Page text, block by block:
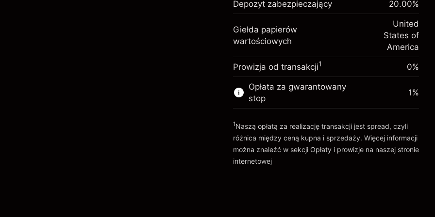
utrzymanie pozycji
Opłaty od pełnej wartości
pozycji
(-$1.08)
Rozmiar transakcji z dźwignią ~
$5,000.00
Idź do platformy
Twoja inwestycja
$1,000.00
Opłata overnight za
utrzymanie pozycji
Opłaty od pełnej wartości
pozycji
-0.000654
(-$0.03)
Rozmiar transakcji z dźwignią ~
$5,000.00
Środki z dźwigni ~$4,000.00
Depozyt zabezpieczający 20.00%
Giełda papierów
wartościowych
United
States of
America
Prowizja od transakcji1 0%
Opłata za gwarantowany
stop
Opłaty i Prowizje
1%
1Naszą opłatą za realizację transakcji jest spread, czyli
różnica między ceną kupna i sprzedaży. Więcej informacji
można znaleźć w sekcji Opłaty i prowizje na naszej stronie
internetowej